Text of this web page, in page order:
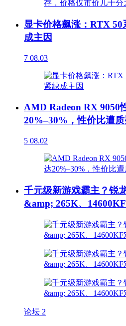
显卡价格飙涨：RTX
成主因
7 08.03
AMD Radeon RX 9050
20%–30%，性价比遭
5 08.02
千元级新游戏霸主？锐
&amp; 265K、
论坛 2